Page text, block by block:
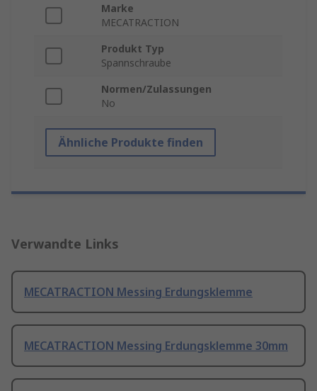
Marke
MECATRACTION
Produkt Typ
Spannschraube
Normen/Zulassungen
No
Ähnliche Produkte finden
Verwandte Links
MECATRACTION Messing Erdungsklemme
MECATRACTION Messing Erdungsklemme 30mm